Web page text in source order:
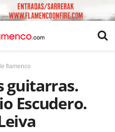
flamenco
guitarras.
Escudero.